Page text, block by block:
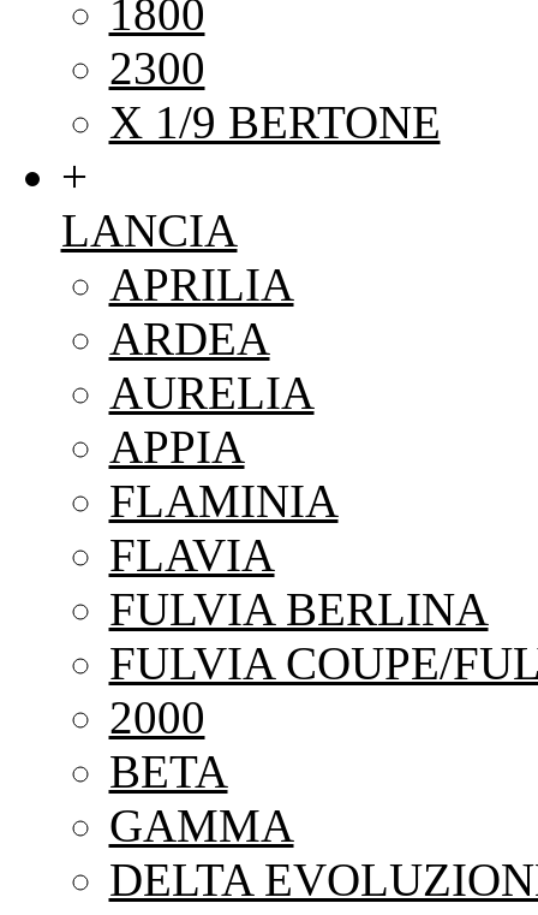
1800
2300
X 1/9 BERTONE
+
LANCIA
APRILIA
ARDEA
AURELIA
APPIA
FLAMINIA
FLAVIA
FULVIA BERLINA
FULVIA COUPE/
2000
BETA
GAMMA
DELTA